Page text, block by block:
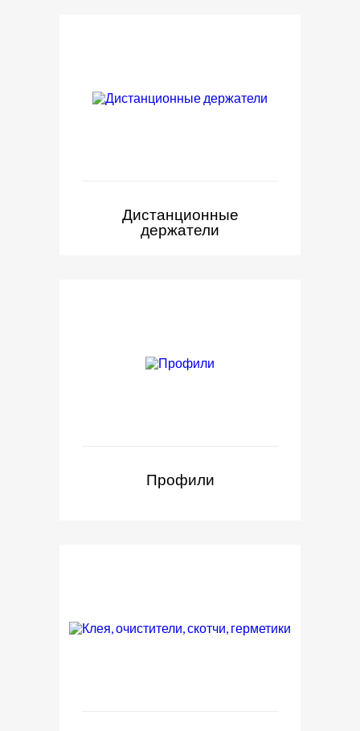
Дистанционные
держатели
Профили